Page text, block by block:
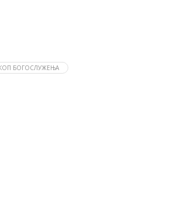
БОГОСЛУЖЕЊА